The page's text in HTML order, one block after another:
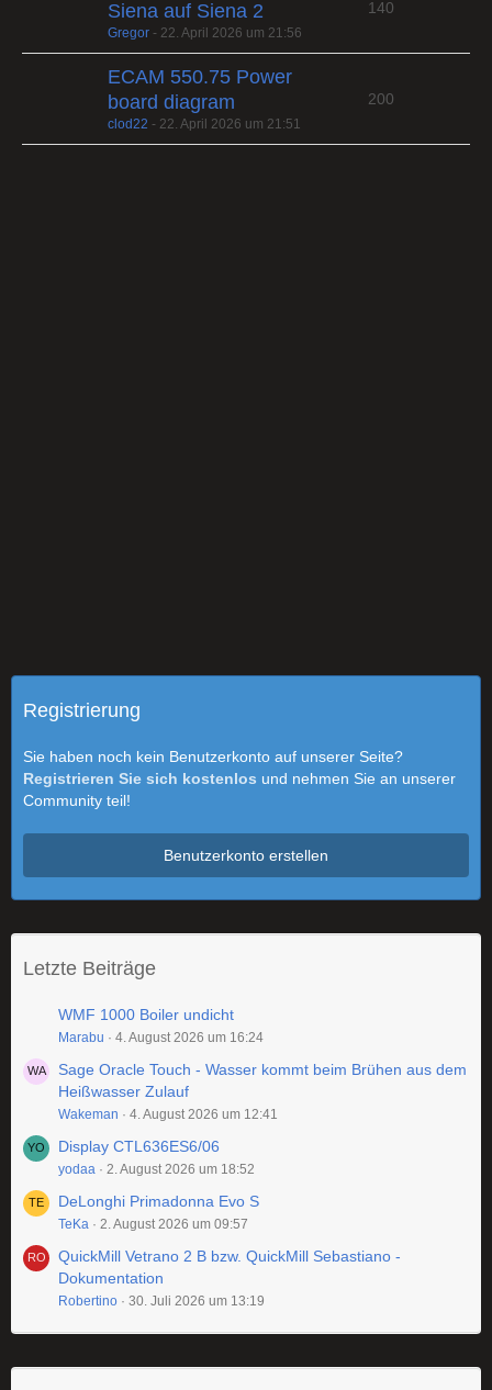
Siena auf Siena 2
Gregor - 22. April 2026 um 21:56
140
ECAM 550.75 Power
board diagram
clod22 - 22. April 2026 um 21:51
200
Registrierung
Sie haben noch kein Benutzerkonto auf unserer Seite?
Registrieren Sie sich kostenlos und nehmen Sie an unserer
Community teil!
Benutzerkonto erstellen
Letzte Beiträge
WMF 1000 Boiler undicht
Marabu 4. August 2026 um 16:24
Sage Oracle Touch - Wasser kommt beim Brühen aus dem
Heißwasser Zulauf
Wakeman 4. August 2026 um 12:41
Display CTL636ES6/06
yodaa 2. August 2026 um 18:52
DeLonghi Primadonna Evo S
TeKa 2. August 2026 um 09:57
QuickMill Vetrano 2 B bzw. QuickMill Sebastiano -
Dokumentation
Robertino 30. Juli 2026 um 13:19